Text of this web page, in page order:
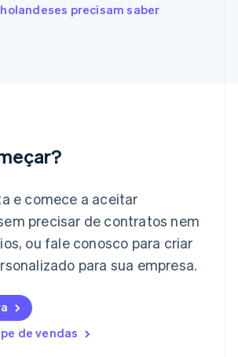
precisam saber
e comece a aceitar
precisar de contratos nem
ou fale conosco para criar
para sua empresa.
de vendas